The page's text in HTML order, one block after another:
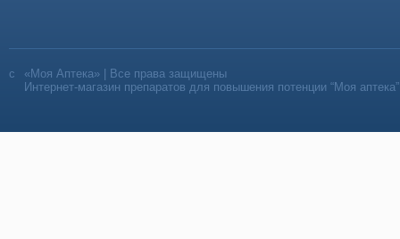
«Моя Аптека» | Все права защищены
Интернет-магазин препаратов для повышения потенции “Моя